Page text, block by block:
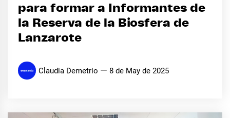
para formar a Informantes de
la Reserva de la Biosfera de
Lanzarote
Claudia Demetrio 8 de May de 2025